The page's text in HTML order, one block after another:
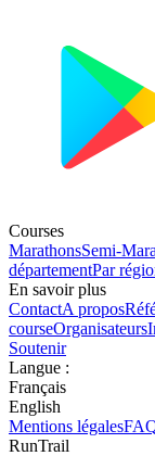
Courses
MarathonsSemi-
départementPar
En savoir plus
ContactA propos
courseOrganisateurs
Soutenir
Langue :
Français
English
Mentions légales
RunTrail